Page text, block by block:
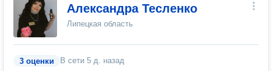
Александра Тесленко
Липецкая область
3 оценки В сети 5 д. назад